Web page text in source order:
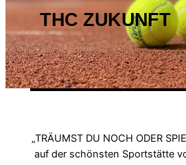
THC ZUKUNFT
„TRÄUMST DU NOCH ODER
auf der schönsten Sportstätte